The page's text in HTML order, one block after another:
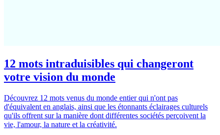
12 mots intraduisibles qui changeront
votre vision du monde
Découvrez 12 mots venus du monde entier qui n'ont pas
d'équivalent en anglais, ainsi que les étonnants éclairages culturels
qu'ils offrent sur la manière dont différentes sociétés perçoivent la
vie, l'amour, la nature et la créativité.